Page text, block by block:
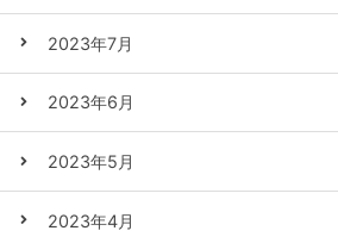
2023年7月
2023年6月
2023年5月
2023年4月